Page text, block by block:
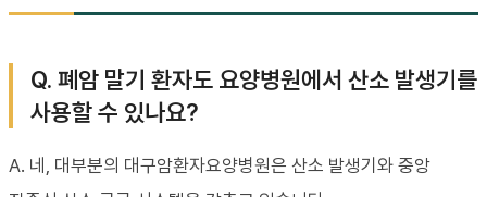
Q. 폐암 말기 환자도 요양병원에서 산소 발생기를
사용할 수 있나요?
A. 네, 대부분의 대구암환자요양병원은 산소 발생기와 중앙